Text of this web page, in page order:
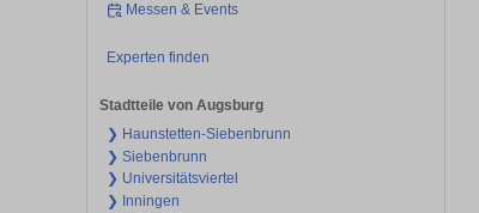
Messen & Events
Experten finden
Stadtteile von Augsburg
❯ Haunstetten-Siebenbrunn
❯ Siebenbrunn
❯ Universitätsviertel
❯ Inningen